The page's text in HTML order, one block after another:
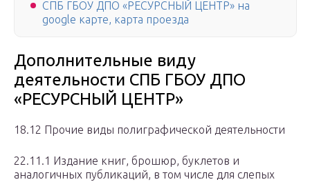
СПБ ГБОУ ДПО «РЕСУРСНЫЙ ЦЕНТР» на
google карте, карта проезда
Дополнительные виду
деятельности СПБ ГБОУ ДПО
«РЕСУРСНЫЙ ЦЕНТР»
18.12 Прочие виды полиграфической деятельности
22.11.1 Издание книг, брошюр, буклетов и
аналогичных публикаций, в том числе для слепых